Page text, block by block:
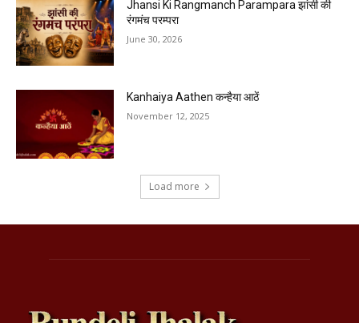
Jhansi Ki Rangmanch Parampara झांसी की
रंगमंच परम्परा
June 30, 2026
Kanhaiya Aathen कन्हैया आठें
November 12, 2025
Load more